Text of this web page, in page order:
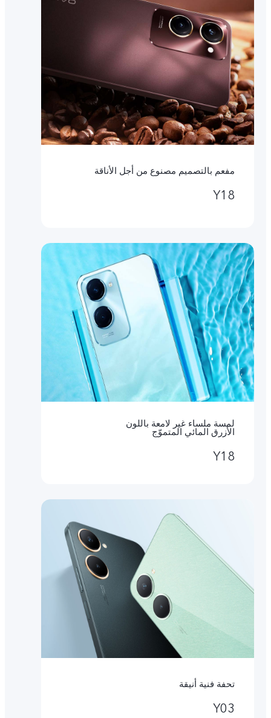
مفعم بالتصميم مصنوع من أجل الأناقة
Y18
لمسة ملساء غير لامعة باللون
الأزرق المائي المتموّج
Y18
تحفة فنية أنيقة
Y03